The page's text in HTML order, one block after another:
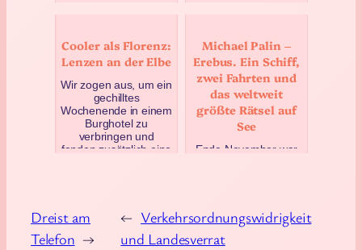
Cooler als Florenz:
Lenzen an der Elbe
Wir zogen aus, um ein
gechilltes
Wochenende in einem
Burghotel zu
verbringen und
fanden zusätzlich eine
ferti…
April 24, 2025
Michael Palin –
Erebus. Ein Schiff,
zwei Fahrten und
das weltweit
größte Rätsel auf
See
Ende November war
folgt – und wir war…
Dezember 21, 2022
Juli 26, 2019
← Verkehrsordnungswidrigkeit
und Landesverrat
Dreist am
Telefon →